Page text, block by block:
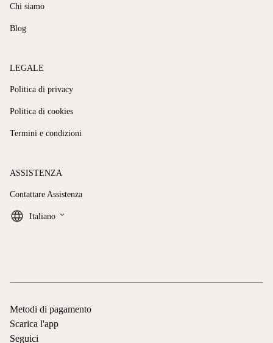
Chi siamo
Blog
LEGALE
Politica di privacy
Politica di cookies
Termini e condizioni
ASSISTENZA
Contattare Assistenza
Italiano keyboard_arrow_down
Metodi di pagamento
Scarica l'app
Seguici